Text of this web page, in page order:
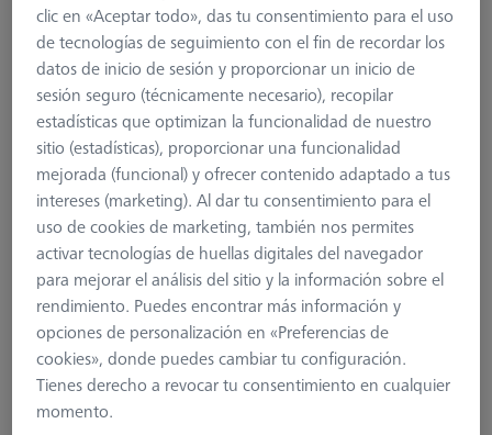
Imprimir página
visión de conjunto
clic en «Aceptar todo», das tu consentimiento para el uso
de tecnologías de seguimiento con el fin de recordar los
datos de inicio de sesión y proporcionar un inicio de
sesión seguro (técnicamente necesario), recopilar
estadísticas que optimizan la funcionalidad de nuestro
sitio (estadísticas), proporcionar una funcionalidad
mejorada (funcional) y ofrecer contenido adaptado a tus
intereses (marketing). Al dar tu consentimiento para el
uso de cookies de marketing, también nos permites
activar tecnologías de huellas digitales del navegador
para mejorar el análisis del sitio y la información sobre el
rendimiento. Puedes encontrar más información y
opciones de personalización en «Preferencias de
cookies», donde puedes cambiar tu configuración.
Tienes derecho a revocar tu consentimiento en cualquier
momento.